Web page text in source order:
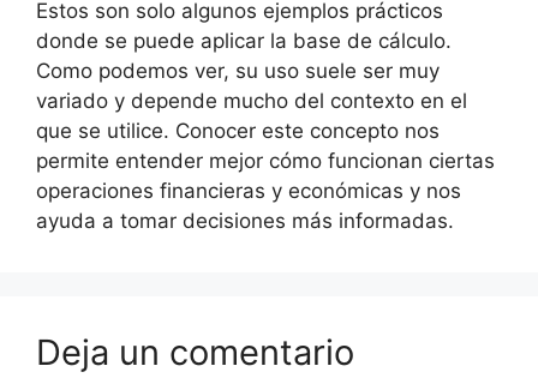
Estos son solo algunos ejemplos prácticos
donde se puede aplicar la base de cálculo.
Como podemos ver, su uso suele ser muy
variado y depende mucho del contexto en el
que se utilice. Conocer este concepto nos
permite entender mejor cómo funcionan ciertas
operaciones financieras y económicas y nos
ayuda a tomar decisiones más informadas.
Deja un comentario